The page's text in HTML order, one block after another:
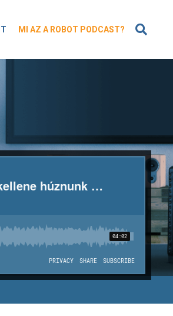
MI AZ A ROBOT PODCAST?